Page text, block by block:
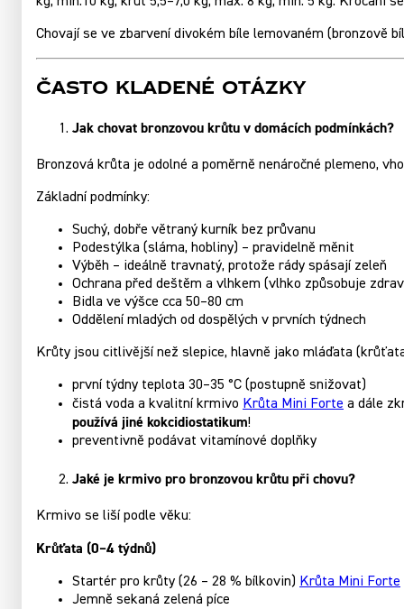
Chovají se ve zbarvení divokém bíle lemovaném (bronzově
Často kladené otázky
Jak chovat bronzovou krůtu v domácích podmínkách?
Bronzová krůta je odolné a poměrně nenáročné plemeno,
Základní podmínky:
Suchý, dobře větraný kurník bez průvanu
Podestýlka (sláma, hobliny) – pravidelně měnit
Výběh – ideálně travnatý, protože rády spásají zeleň
Ochrana před deštěm a vlhkem (vlhko způsobuje
Bidla ve výšce cca 50–80 cm
Oddělení mladých od dospělých v prvních týdnech
Krůty jsou citlivější než slepice, hlavně jako mláďata
první týdny teplota 30–35 °C (postupně snižovat)
čistá voda a kvalitní krmivo Krůta Mini Forte a dále
používá jiné kokcidiostatikum!
preventivně podávat vitamínové doplňky
Jaké je krmivo pro bronzovou krůtu při chovu?
Krmivo se liší podle věku:
Krůťata (0–4 týdnů)
Startér pro krůty (26 – 28 % bílkovin) Krůta Mini Forte
Jemně sekaná zelená píce